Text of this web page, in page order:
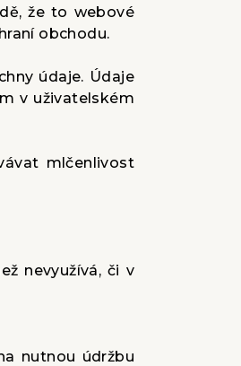
že to webové
obchodu.
údaje. Údaje
v uživatelském
mlčenlivost
nevyužívá, či v
nutnou údržbu